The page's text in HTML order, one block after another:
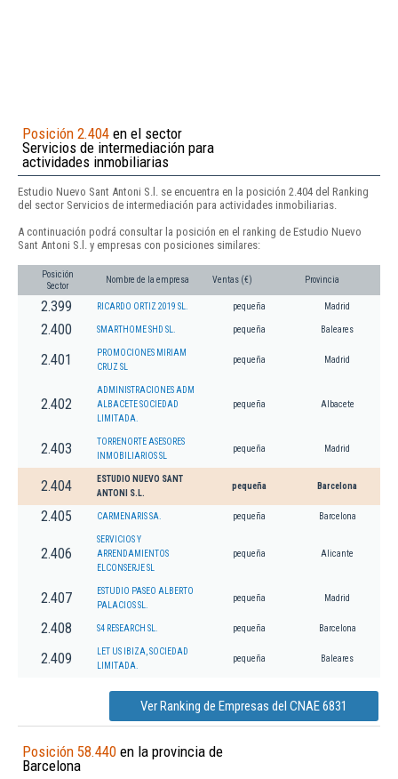
Posición 2.404 en el sector
Servicios de intermediación para
actividades inmobiliarias
Estudio Nuevo Sant Antoni S.l. se encuentra en la posición 2.404 del Ranking
del sector Servicios de intermediación para actividades inmobiliarias.
A continuación podrá consultar la posición en el ranking de Estudio Nuevo
Sant Antoni S.l. y empresas con posiciones similares:
Posición
Sector
Nombre de la empresa Ventas (€) Provincia
2.399 RICARDO ORTIZ 2019 SL. pequeña Madrid
2.400 SMARTHOME SHD SL. pequeña Baleares
2.401
PROMOCIONES MIRIAM
CRUZ SL
pequeña Madrid
2.402
ADMINISTRACIONES ADM
ALBACETE SOCIEDAD
LIMITADA.
pequeña Albacete
2.403
TORRENORTE ASESORES
INMOBILIARIOS SL
pequeña Madrid
2.404
ESTUDIO NUEVO SANT
ANTONI S.L.
pequeña Barcelona
2.405 CARMENARIS SA. pequeña Barcelona
2.406
SERVICIOS Y
ARRENDAMIENTOS
ELCONSERJE SL
pequeña Alicante
2.407
ESTUDIO PASEO ALBERTO
PALACIOS SL.
pequeña Madrid
2.408 S4 RESEARCH SL. pequeña Barcelona
2.409
LET US IBIZA, SOCIEDAD
LIMITADA.
pequeña Baleares
Ver Ranking de Empresas del CNAE 6831
Posición 58.440 en la provincia de
Barcelona